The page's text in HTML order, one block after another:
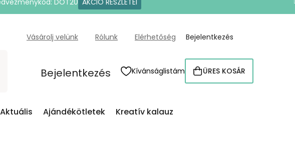
DOT20 AKCIÓ RÉSZLETEI
Vásárolj velünk Rólunk Elérhetőség Bejelentkezés
Bejelentkezés Kívánságlistám KOSÁR
ÜRES KOSÁR
Aktuális Ajándékötletek Kreatív kalauz